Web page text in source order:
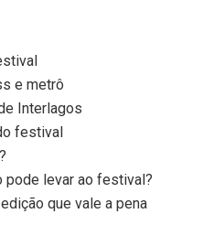
e metrô
Interlagos
festival
pode levar ao festival?
que vale a pena